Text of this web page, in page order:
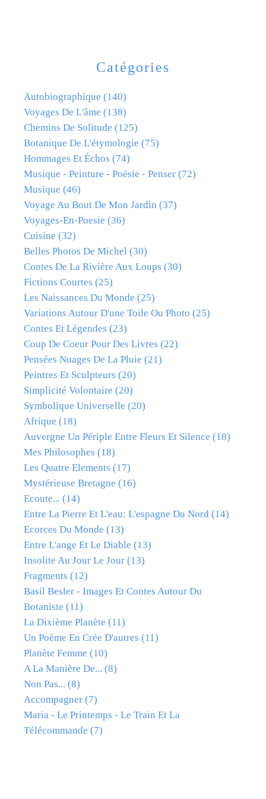
Catégories
Autobiographique (140)
Voyages De L'âme (138)
Chemins De Solitude (125)
Botanique De L'étymologie (75)
Hommages Et Échos (74)
Musique - Peinture - Poésie - Penser (72)
Musique (46)
Voyage Au Bout De Mon Jardin (37)
Voyages-En-Poesie (36)
Cuisine (32)
Belles Photos De Michel (30)
Contes De La Rivière Aux Loups (30)
Fictions Courtes (25)
Les Naissances Du Monde (25)
Variations Autour D'une Toile Ou Photo (25)
Contes Et Légendes (23)
Coup De Coeur Pour Des Livres (22)
Pensées Nuages De La Pluie (21)
Peintres Et Sculpteurs (20)
Simplicité Volontaire (20)
Symbolique Universelle (20)
Afrique (18)
Auvergne Un Périple Entre Fleurs Et Silence (18)
Mes Philosophes (18)
Les Quatre Elements (17)
Mystérieuse Bretagne (16)
Ecoute... (14)
Entre La Pierre Et L'eau: L'espagne Du Nord (14)
Ecorces Du Monde (13)
Entre L'ange Et Le Diable (13)
Insolite Au Jour Le Jour (13)
Fragments (12)
Basil Besler - Images Et Contes Autour Du
Botaniste (11)
La Dixième Planète (11)
Un Poème En Crée D'autres (11)
Planète Femme (10)
A La Manière De... (8)
Non Pas... (8)
Accompagner (7)
Maria - Le Printemps - Le Train Et La
Télécommande (7)